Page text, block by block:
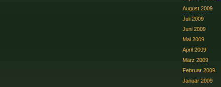
August 2009
Juli 2009
Juni 2009
Mai 2009
April 2009
März 2009
Februar 2009
Januar 2009